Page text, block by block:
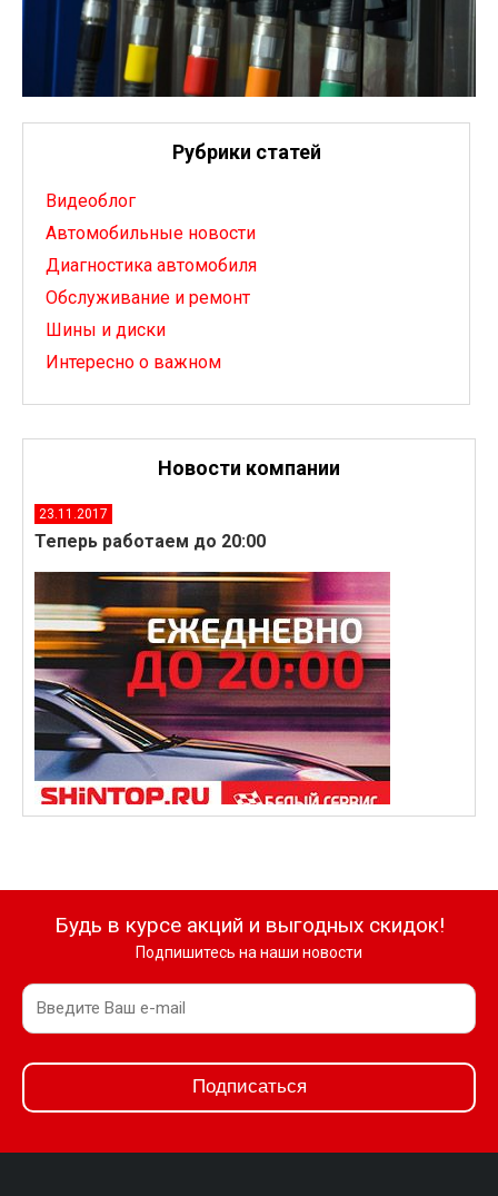
Рубрики статей
Видеоблог
Автомобильные новости
Диагностика автомобиля
Обслуживание и ремонт
Шины и диски
Интересно о важном
Новости компании
23.11.2017
Теперь работаем до 20:00
Будь в курсе акций и выгодных скидок!
Подпишитесь на наши новости
Подписаться